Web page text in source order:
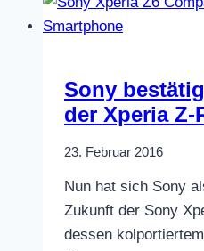
Sony
der Xperia Z-
23. Februar 2016
Nun hat sich Sony
Zukunft der Sony
dessen